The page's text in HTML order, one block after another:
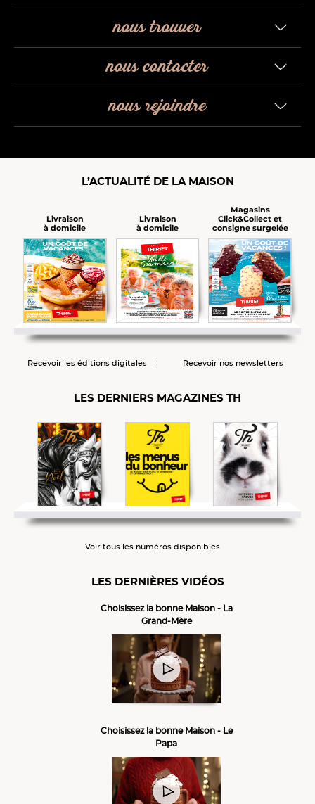
nous trouver
nous contacter
nous rejoindre
L’ACTUALITÉ DE LA MAISON
Livraison
à domicile
Livraison
à domicile
Magasins
Click&Collect et
consigne surgelée
Recevoir les éditions digitales Recevoir nos newsletters
LES DERNIERS MAGAZINES TH
Voir tous les numéros disponibles
LES DERNIÈRES VIDÉOS
Choisissez la bonne Maison - La
Grand-Mère
Choisissez la bonne Maison - Le
Papa